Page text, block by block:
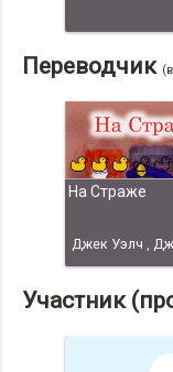
Переводчик
На Страже
Джек Уэлч ,
Участник